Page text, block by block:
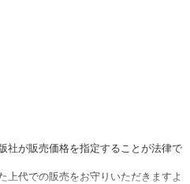
社が販売価格を指定することが法律で
代での販売をお守りいただきますよ